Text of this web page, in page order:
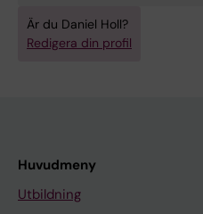
Är du Daniel Holl?
Redigera din profil
Huvudmeny
Utbildning